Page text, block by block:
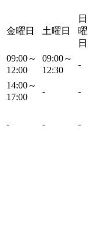
金曜日 土曜日
日
曜
日
09:00～
12:00
09:00～
12:30
-
14:00～
17:00
- -
- - -